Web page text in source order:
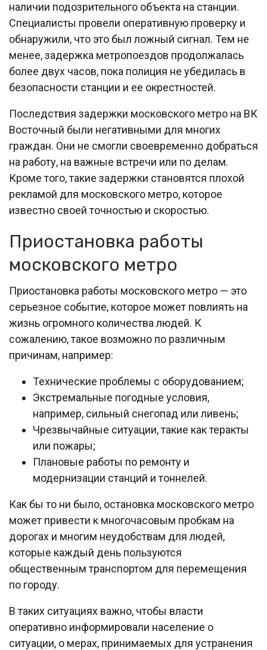
наличии подозрительного объекта на станции.
Специалисты провели оперативную проверку и
обнаружили, что это был ложный сигнал. Тем не
менее, задержка метропоездов продолжалась
более двух часов, пока полиция не убедилась в
безопасности станции и ее окрестностей.
Последствия задержки московского метро на ВК
Восточный были негативными для многих
граждан. Они не смогли своевременно добраться
на работу, на важные встречи или по делам.
Кроме того, такие задержки становятся плохой
рекламой для московского метро, которое
известно своей точностью и скоростью.
Приостановка работы
московского метро
Приостановка работы московского метро — это
серьезное событие, которое может повлиять на
жизнь огромного количества людей. К
сожалению, такое возможно по различным
причинам, например:
Технические проблемы с оборудованием;
Экстремальные погодные условия,
например, сильный снегопад или ливень;
Чрезвычайные ситуации, такие как теракты
или пожары;
Плановые работы по ремонту и
модернизации станций и тоннелей.
Как бы то ни было, остановка московского метро
может привести к многочасовым пробкам на
дорогах и многим неудобствам для людей,
которые каждый день пользуются
общественным транспортом для перемещения
по городу.
В таких ситуациях важно, чтобы власти
оперативно информировали население о
ситуации, о мерах, принимаемых для устранения